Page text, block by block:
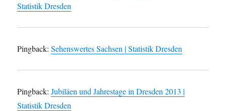
Statistik Dresden
Pingback:Sehenswertes Sachsen | Statistik Dresden
Pingback:Jubiläen und Jahrestage in Dresden 2013 |
Statistik Dresden